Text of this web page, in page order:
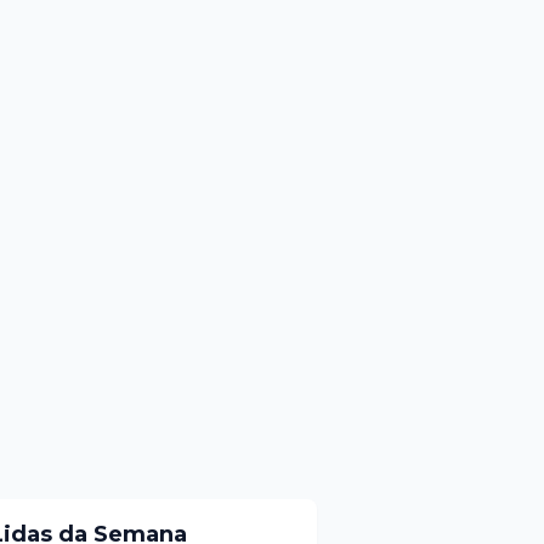
da Semana